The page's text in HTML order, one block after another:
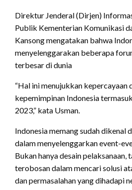
Direktur Jenderal (Dirjen)
Publik Kementerian Komunikasi
Kansong mengatakan bahwa
menyelenggarakan beberapa
terbesar di dunia
“Hal ini menujukkan kepercayaan
kepemimpinan Indonesia
2023,” kata Usman.
Indonesia memang sudah dikenal
dalam menyelenggarkan event-
Bukan hanya desain pelaksanaan,
terobosan dalam mencari solusi
dan permasalahan yang dihadapi